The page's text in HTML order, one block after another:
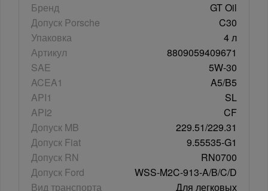
Бренд
GT Oil
Допуск Porsche
C30
Упаковка
4 л
Артикул
8809059409671
SAE
5W-30
ACEA1
A5/B5
API1
SL
API2
CF
Допуск MB
229.51/229.31
Допуск Fiat
9.55535-G1
Допуск RN
RN0700
Допуск Ford
WSS-M2C-913-A/B/C/D
Вид транспорта
Для легковых